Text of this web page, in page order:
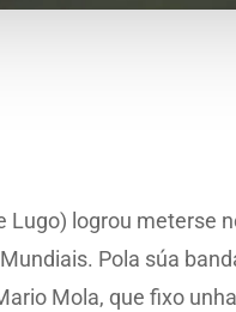
Lugo) logrou meterse
Pola súa
Mola, que fixo